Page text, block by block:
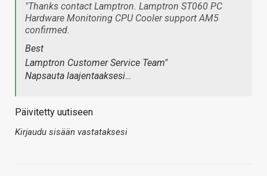
"Thanks contact Lamptron. Lamptron ST060 PC
Hardware Monitoring CPU Cooler support AM5
confirmed.
Best
Lamptron Customer Service Team"
Napsauta laajentaaksesi…
Päivitetty uutiseen
Kirjaudu sisään vastataksesi